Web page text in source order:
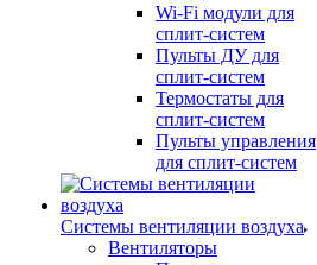
Wi-Fi модули для
сплит-систем
Пульты ДУ для
сплит-систем
Термостаты для
сплит-систем
Пульты управления
для сплит-систем
Системы вентиляции воздуха
Вентиляторы